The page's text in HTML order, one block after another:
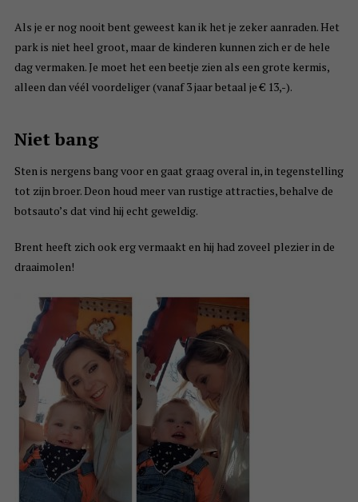
Als je er nog nooit bent geweest kan ik het je zeker aanraden. Het
park is niet heel groot, maar de kinderen kunnen zich er de hele
dag vermaken. Je moet het een beetje zien als een grote kermis,
alleen dan véél voordeliger (vanaf 3 jaar betaal je € 13,-).
Niet bang
Sten is nergens bang voor en gaat graag overal in, in tegenstelling
tot zijn broer. Deon houd meer van rustige attracties, behalve de
botsauto’s dat vind hij echt geweldig.
Brent heeft zich ook erg vermaakt en hij had zoveel plezier in de
draaimolen!